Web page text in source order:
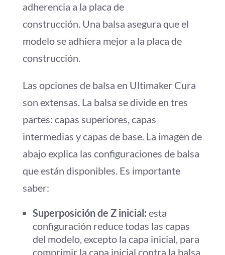
adherencia a la placa de
construcción. Una balsa asegura que el
modelo se adhiera mejor a la placa de
construcción.
Las opciones de balsa en Ultimaker Cura
son extensas. La balsa se divide en tres
partes: capas superiores, capas
intermedias y capas de base. La imagen de
abajo explica las configuraciones de balsa
que están disponibles. Es importante
saber:
Superposición de Z inicial: esta
configuración reduce todas las capas
del modelo, excepto la capa inicial, para
comprimir la capa inicial contra la balsa.